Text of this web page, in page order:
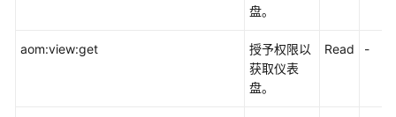
说
盘。
aom:view:get
授予权限以
获取仪表
盘。
Read -